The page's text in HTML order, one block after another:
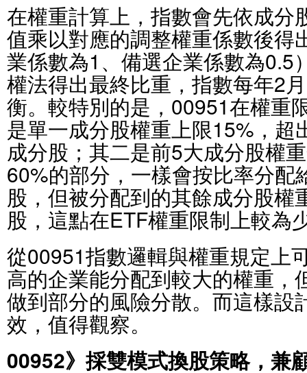
在權重計算上，指數會先依成分
值乘以對應的調整權重係數後得
業係數為1、備選企業係數為0.5
權法得出最終比重，指數每年2
衡。較特別的是，00951在權重
是單一成分股權重上限15%，超
成分股；其二是前5大成分股權
60%的部分，一樣會按比率分配
股，但被分配到的其餘成分股權
股，這點在ETF權重限制上較為
從00951指數邏輯與權重規定上
高的企業能分配到較大的權重，
做到部分的風險分散。而這樣設
效，值得觀察。
00952》採雙模式換股策略，兼